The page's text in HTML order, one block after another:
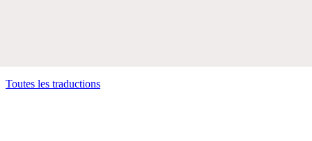
Toutes les traductions